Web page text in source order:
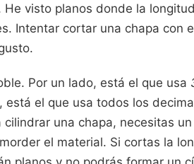
visto planos donde la
Intentar cortar una chapa con
Por un lado, está el que usa
está el que usa todos los
cilindrar una chapa, necesitas
el material. Si cortas la